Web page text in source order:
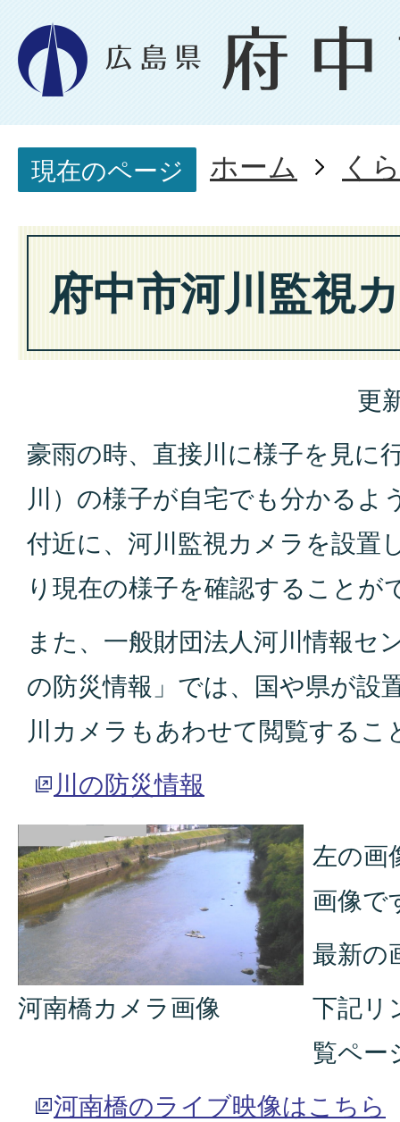
現在のページ ホーム く
府中市河川監視
更
豪雨の時、直接川に様子を見に
川）の様子が自宅でも分かるよ
付近に、河川監視カメラを設置
り現在の様子を確認することが
また、一般財団法人河川情報セ
の防災情報」では、国や県が設
川カメラもあわせて閲覧するこ
川の防災情報
河南橋カメラ画像
左の画
画像で
最新の
下記リ
覧ペー
河南橋のライブ映像はこちら